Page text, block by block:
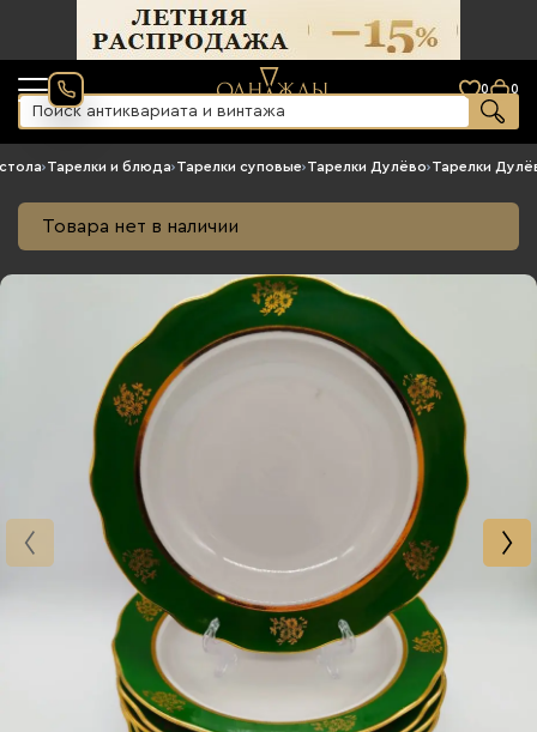
0 0
›Тарелки и блюда›Тарелки суповые›Тарелки Дулёво›Тарелки
Товара нет в наличии